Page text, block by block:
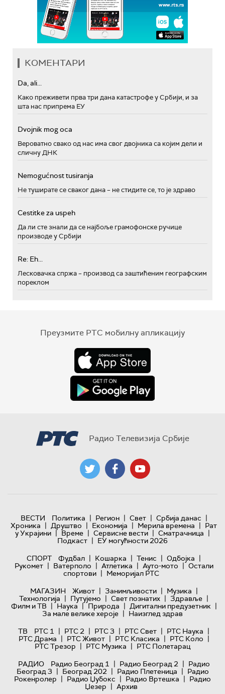
КОМЕНТАРИ
Da, ali...
Како преживети прва три дана катастрофе у Србији, и за
шта нас припрема ЕУ
Dvojnik mog oca
Вероватно свако од нас има свог двојника са којим дели и
сличну ДНК
Nemogućnost tusiranja
Не туширате се сваког дана – не стидите се, то је здраво
Cestitke za uspeh
Да ли сте знали да се најбоље грамофонске ручице
производе у Србији
Re: Eh...
Лесковачка спржа – производ са заштићеним географским
пореклом
Преузмите РТС мобилну апликацију
Радио Телевизија Србије
ВЕСТИ Политика | Регион | Свет | Србија данас |
Хроника | Друштво | Економија | Мерила времена | Рат
у Украјини | Време | Сервисне вести | Сматрачница |
Подкаст | ЕУ могућности 2026
СПОРТ
Фудбал | Кошарка | Тенис | Одбојка |
Рукомет | Ватерполо | Атлетика | Ауто-мото | Остали
спортови | Меморијал РТС
МАГАЗИН
Живот | Занимљивости | Музика |
Технологијa | Путујемо | Свет познатих | Здравље |
Филм и ТВ | Наука | Природа | Дигитални предузетник |
За мале велике хероје | Наизглед здрав
ТВ
РТС 1 | РТС 2 | РТС 3 | РТС Свет | РТС Наука |
РТС Драма | РТС Живот | РТС Класика | РТС Коло |
РТС Трезор | РТС Музика | РТС Полетарац
РАДИО
Радио Београд 1 | Радио Београд 2 | Радио
Београд 3 | Београд 202 | Радио Плетеница | Радио
Рокенролер | Радио Џубокс | Радио Вртешка | Радио
Џезер | Архив